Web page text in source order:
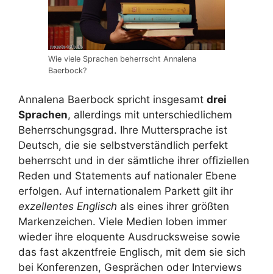
Wie viele Sprachen beherrscht Annalena
Baerbock?
Annalena Baerbock spricht insgesamt drei
Sprachen, allerdings mit unterschiedlichem
Beherrschungsgrad. Ihre Muttersprache ist
Deutsch, die sie selbstverständlich perfekt
beherrscht und in der sämtliche ihrer offiziellen
Reden und Statements auf nationaler Ebene
erfolgen. Auf internationalem Parkett gilt ihr
exzellentes Englisch als eines ihrer größten
Markenzeichen. Viele Medien loben immer
wieder ihre eloquente Ausdrucksweise sowie
das fast akzentfreie Englisch, mit dem sie sich
bei Konferenzen, Gesprächen oder Interviews